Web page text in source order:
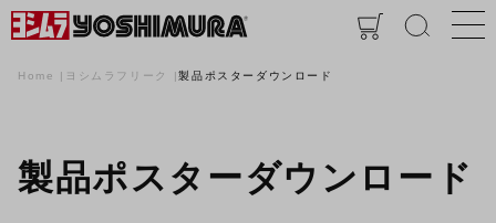
Home ヨシムラフリーク 製品ポスターダウンロード
製品ポスターダウンロード